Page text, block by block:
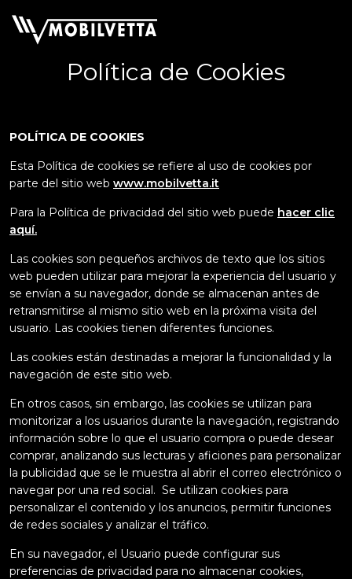
Política de Cookies
POLÍTICA DE COOKIES
Esta Política de cookies se refiere al uso de cookies por
parte del sitio web www.mobilvetta.it
Para la Política de privacidad del sitio web puede hacer clic
aquí.
Las cookies son pequeños archivos de texto que los sitios
web pueden utilizar para mejorar la experiencia del usuario y
se envían a su navegador, donde se almacenan antes de
retransmitirse al mismo sitio web en la próxima visita del
usuario. Las cookies tienen diferentes funciones.
Las cookies están destinadas a mejorar la funcionalidad y la
navegación de este sitio web.
En otros casos, sin embargo, las cookies se utilizan para
monitorizar a los usuarios durante la navegación, registrando
información sobre lo que el usuario compra o puede desear
comprar, analizando sus lecturas y aficiones para personalizar
la publicidad que se le muestra al abrir el correo electrónico o
navegar por una red social. Se utilizan cookies para
personalizar el contenido y los anuncios, permitir funciones
de redes sociales y analizar el tráfico.
En su navegador, el Usuario puede configurar sus
preferencias de privacidad para no almacenar cookies,